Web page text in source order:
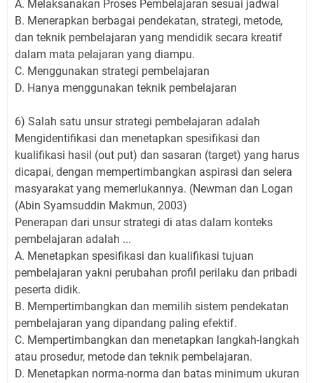
A. Melaksanakan Proses Pembelajaran sesuai jadwal
B. Menerapkan berbagai pendekatan, strategi, metode,
dan teknik pembelajaran yang mendidik secara kreatif
dalam mata pelajaran yang diampu.
C. Menggunakan strategi pembelajaran
D. Hanya menggunakan teknik pembelajaran
6) Salah satu unsur strategi pembelajaran adalah
Mengidentifikasi dan menetapkan spesifikasi dan
kualifikasi hasil (out put) dan sasaran (target) yang harus
dicapai, dengan mempertimbangkan aspirasi dan selera
masyarakat yang memerlukannya. (Newman dan Logan
(Abin Syamsuddin Makmun, 2003)
Penerapan dari unsur strategi di atas dalam konteks
pembelajaran adalah ...
A. Menetapkan spesifikasi dan kualifikasi tujuan
pembelajaran yakni perubahan profil perilaku dan pribadi
peserta didik.
B. Mempertimbangkan dan memilih sistem pendekatan
pembelajaran yang dipandang paling efektif.
C. Mempertimbangkan dan menetapkan langkah-langkah
atau prosedur, metode dan teknik pembelajaran.
D. Menetapkan norma-norma dan batas minimum ukuran